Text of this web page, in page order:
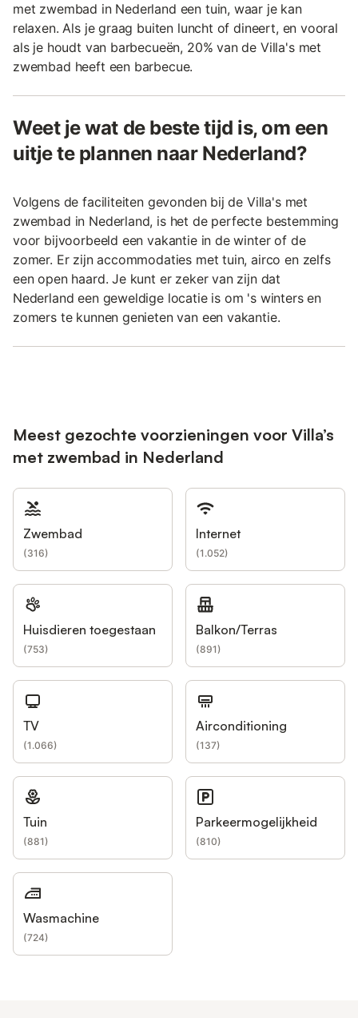
met zwembad in Nederland een tuin, waar je kan
relaxen. Als je graag buiten luncht of dineert, en vooral
als je houdt van barbecueën, 20% van de Villa's met
zwembad heeft een barbecue.
Weet je wat de beste tijd is, om een
uitje te plannen naar Nederland?
Volgens de faciliteiten gevonden bij de Villa's met
zwembad in Nederland, is het de perfecte bestemming
voor bijvoorbeeld een vakantie in de winter of de
zomer. Er zijn accommodaties met tuin, airco en zelfs
een open haard. Je kunt er zeker van zijn dat
Nederland een geweldige locatie is om 's winters en
zomers te kunnen genieten van een vakantie.
Meest gezochte voorzieningen voor Villa’s
met zwembad in Nederland
Zwembad
(316)
Internet
(1.052)
Huisdieren toegestaan
(753)
Balkon/Terras
(891)
TV
(1.066)
Airconditioning
(137)
Tuin
(881)
Parkeermogelijkheid
(810)
Wasmachine
(724)